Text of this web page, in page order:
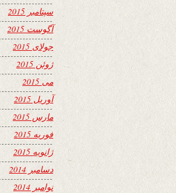
سپتامبر 2015
آگوست 2015
جولای 2015
ژوئن 2015
می 2015
آوریل 2015
مارس 2015
فوریه 2015
ژانویه 2015
دسامبر 2014
نوامبر 2014